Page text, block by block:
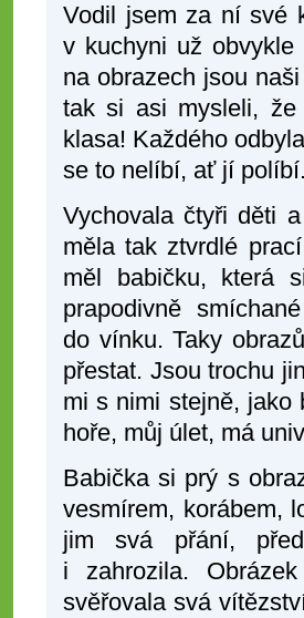
Vodil jsem za ní své
v kuchyni už
na obrazech jsou
tak si asi mysleli, že
klasa! Každého
se to nelíbí, ať jí
Vychovala čtyři děti
měla tak ztvrdlé
měl babičku, která
prapodivně
do vínku. Taky
přestat. Jsou trochu
mi s nimi stejně, jako
hoře, můj úlet, má
Babička si prý s
vesmírem, korábem,
jim svá přání,
i zahrozila.
svěřovala svá